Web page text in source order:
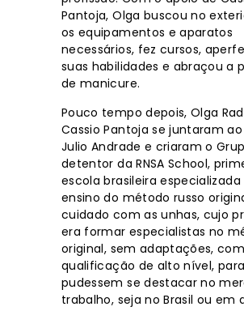
Pantoja, Olga buscou no
os equipamentos e aparatos
necessários, fez cursos,
suas habilidades e abraçou a
de manicure.
Pouco tempo depois, Olga
Cassio Pantoja se juntaram
Julio Andrade e criaram o
detentor da RNSA School,
escola brasileira especializada
ensino do método russo
cuidado com as unhas, cujo
era formar especialistas no
original, sem adaptações, com
qualificação de alto nível,
pudessem se destacar no
trabalho, seja no Brasil ou em